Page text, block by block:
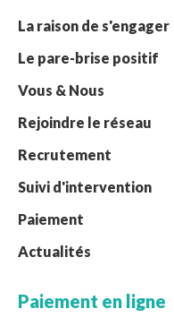
La raison de s'engager
Le pare-brise positif
Vous & Nous
Rejoindre le réseau
Recrutement
Suivi d'intervention
Paiement
Actualités
Paiement en ligne